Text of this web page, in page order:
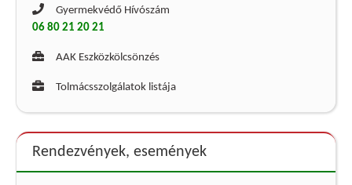
Gyermekvédő Hívószám
06 80 21 20 21
AAK Eszközkölcsönzés
Tolmácsszolgálatok listája
Rendezvények, események